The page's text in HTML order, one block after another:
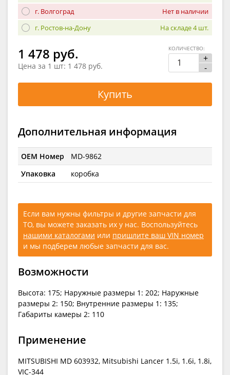
г. Волгоград
Нет в наличии
г. Ростов-на-Дону
На складе 4 шт.
1 478 руб.
Цена за 1 шт: 1 478 руб.
+
-
КОЛИЧЕСТВО:
Купить
Дополнительная информация
OEM Номер
MD-9862
Упаковка
коробка
Если вам нужны фильтры и другие запчасти для
ТО, вы можете заказать их у нас. Воспользуйтесь
нашими каталогами или пришлите ваш VIN номер
и мы подберем любые запчасти для вас.
Возможности
Высота: 175; Наружные размеры 1: 202; Наружные
размеры 2: 150; Внутренние размеры 1: 135;
Габариты камеры 2: 110
Применение
MITSUBISHI MD 603932, Mitsubishi Lancer 1.5i, 1.6i, 1.8i,
VIC-344